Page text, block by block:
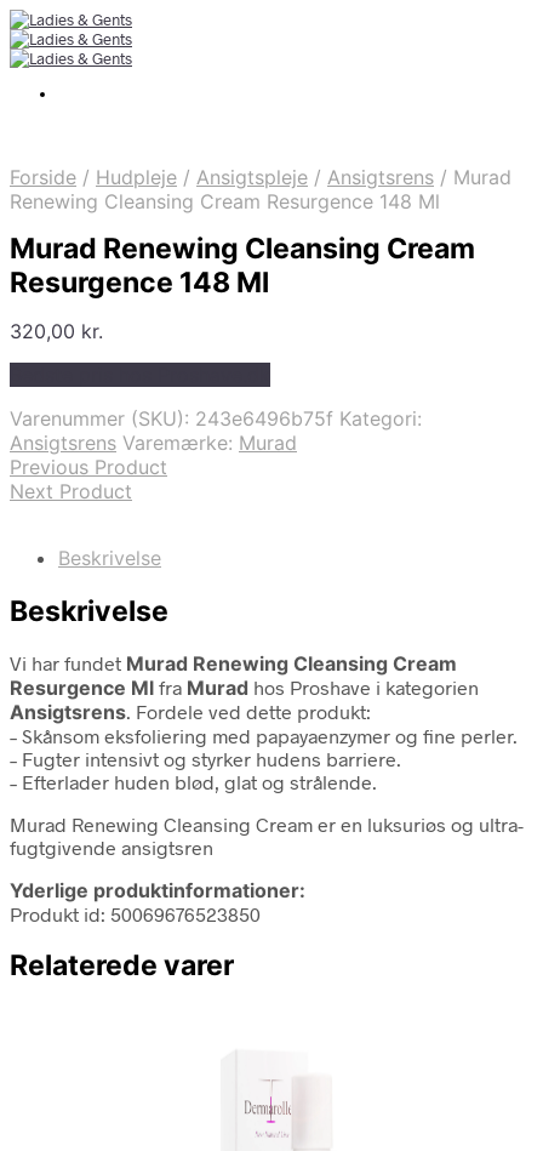
Forside / Hudpleje / Ansigtspleje / Ansigtsrens / Murad
Renewing Cleansing Cream Resurgence 148 Ml
Murad Renewing Cleansing Cream
Resurgence 148 Ml
320,00 kr.
Varenummer (SKU): 243e6496b75f Kategori:
Ansigtsrens Varemærke: Murad
Previous Product
Next Product
Beskrivelse
Beskrivelse
Vi har fundet Murad Renewing Cleansing Cream
Resurgence Ml fra Murad hos Proshave i kategorien
Ansigtsrens. Fordele ved dette produkt:
– Skånsom eksfoliering med papayaenzymer og fine perler.
– Fugter intensivt og styrker hudens barriere.
– Efterlader huden blød, glat og strålende.
Murad Renewing Cleansing Cream er en luksuriøs og ultra-
fugtgivende ansigtsren
Yderlige produktinformationer:
Produkt id: 50069676523850
Relaterede varer